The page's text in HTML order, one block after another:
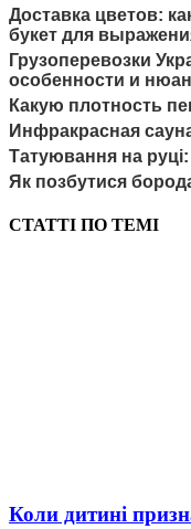
Доставка цветов:
букет для
Грузоперевозки
особенности и
Какую плотность
Инфракрасная
Татуювання на
Як позбутися
СТАТТІ ПО ТЕМІ
Коли дитині